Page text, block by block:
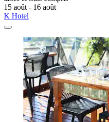
15 août - 16 août
K Hotel